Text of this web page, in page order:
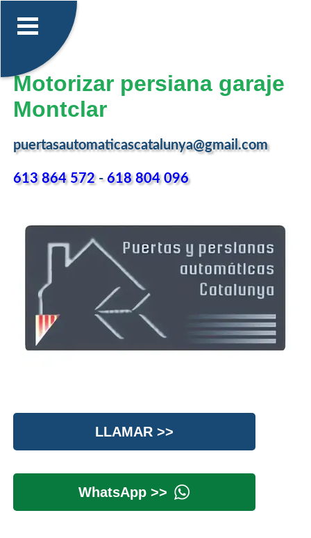
Motorizar persiana garaje
Montclar
puertasautomaticascatalunya@gmail.com
613 864 572-618 804 096
LLAMAR >>
WhatsApp >>